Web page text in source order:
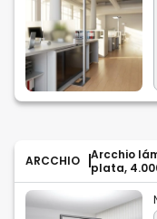
ARCCHIO
Arcchio
plata,